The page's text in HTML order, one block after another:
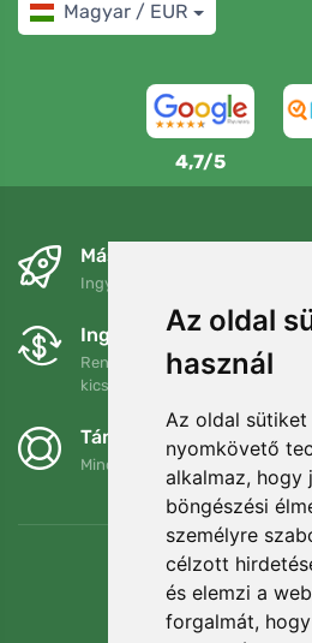
Az oldal
használ
Az oldal sütiket
nyomkövető
alkalmaz, hogy
böngészési
személyre
célzott
és elemzi a
forgalmát,
Magyar / EUR
4,7/5
Másnapra és ingyenesen
Ingyenes szállítás a következő
Ingyenes csere és
Rendelését 90 napon belül
kicserélheti.
Támogatjuk a Trees.org-
Minden megrendelésért